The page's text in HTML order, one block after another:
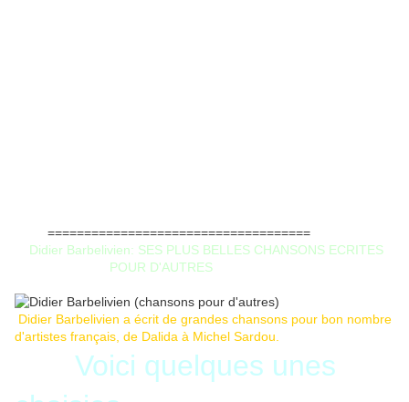
====================================
Didier Barbelivien: SES PLUS BELLES CHANSONS ECRITES
POUR D'AUTRES
Didier Barbelivien a écrit de grandes chansons pour bon nombre
d'artistes français, de Dalida à Michel Sardou.
Voici quelques unes